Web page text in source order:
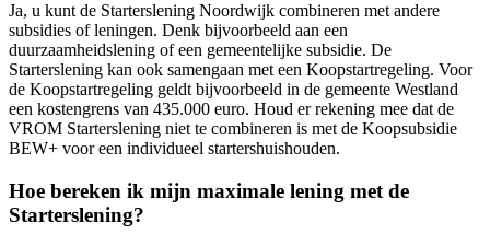
Ja, u kunt de Starterslening Noordwijk combineren met andere
subsidies of leningen. Denk bijvoorbeeld aan een
duurzaamheidslening of een gemeentelijke subsidie. De
Starterslening kan ook samengaan met een Koopstartregeling. Voor
de Koopstartregeling geldt bijvoorbeeld in de gemeente Westland
een kostengrens van 435.000 euro. Houd er rekening mee dat de
VROM Starterslening niet te combineren is met de Koopsubsidie
BEW+ voor een individueel startershuishouden.
Hoe bereken ik mijn maximale lening met de
Starterslening?